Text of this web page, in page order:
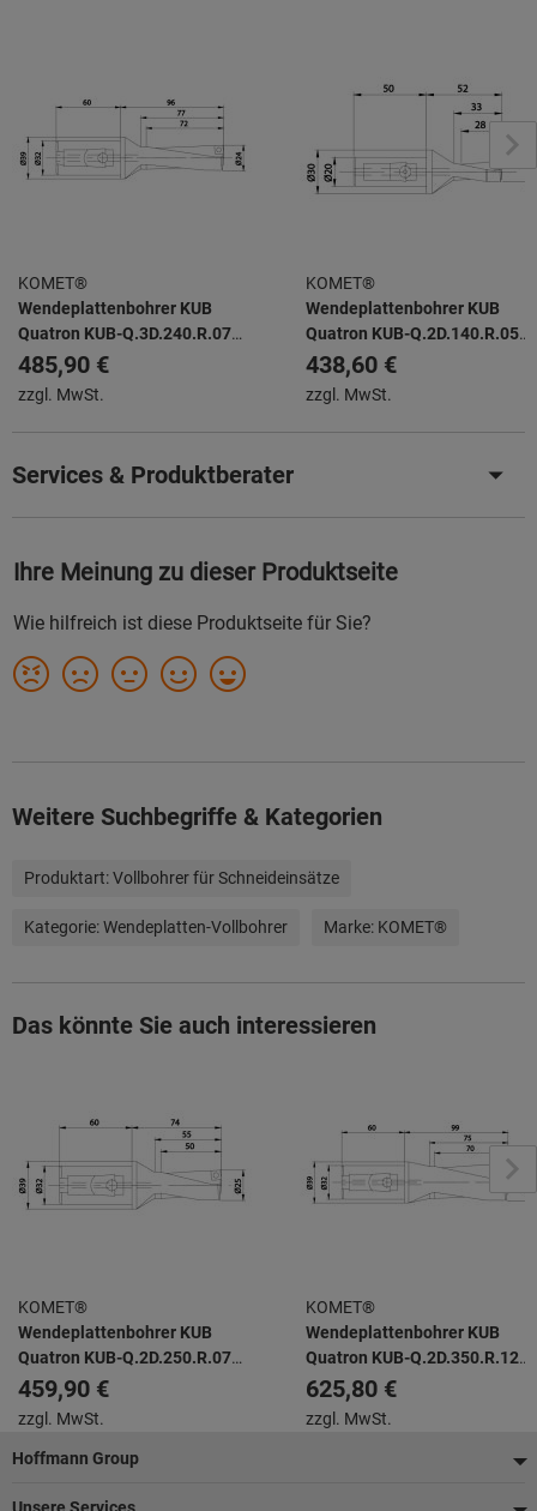
KOMET®
Wendeplattenbohrer KUB
Quatron KUB-Q.3D.240.R.07-
K32
485,90 €
zzgl. MwSt.
KOMET®
Wendeplattenbohrer KUB
Quatron KUB-Q.2D.140.R.05-
K20
438,60 €
zzgl. MwSt.
Services & Produktberater
Weitere Suchbegriffe & Kategorien
Produktart:Vollbohrer für Schneideinsätze
Kategorie:Wendeplatten-Vollbohrer Marke: KOMET®
Das könnte Sie auch interessieren
KOMET®
Wendeplattenbohrer KUB
Quatron KUB-Q.2D.250.R.07-
K32
459,90 €
zzgl. MwSt.
KOMET®
Wendeplattenbohrer KUB
Quatron KUB-Q.2D.350.R.12-
K32
625,80 €
zzgl. MwSt.
Fußzeile
Hoffmann Group